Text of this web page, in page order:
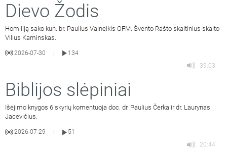
Dievo Žodis
Homiliją sako kun. br. Paulius Vaineikis OFM. Švento Rašto skaitinius skaito
Vilius Kaminskas.
2026-07-30 |
134
39:03
Biblijos slėpiniai
Išėjimo knygos 6 skyrių komentuoja doc. dr. Paulius Čerka ir dr. Laurynas
Jacevičius.
2026-07-29
51
20:44